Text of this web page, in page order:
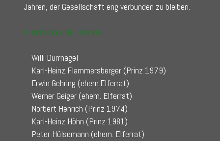
Jahren, der Gesellschaft eng verbunden zu bleiben.
> Mehr über die Historie
Willi Dürrnagel
Karl-Heinz Flammersberger (Prinz 1979)
Erwin Gehring (ehem.Elferrat)
Werner Geiger (ehem. Elferrat)
Norbert Henrich (Prinz 1974)
Karl-Heinz Höhn (Prinz 1981)
Peter Hülsemann (ehem. Elferrat)